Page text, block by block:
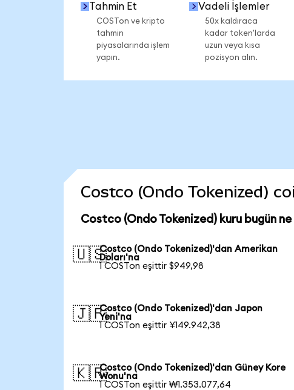
Tahmin Et
COSTon ve kripto
tahmin
piyasalarında işlem
yapın.
Vadeli İşlemler
50x kaldıraca
kadar token'larda
uzun veya kısa
pozisyon alın.
Costco (Ondo Tokenized)
Costco (Ondo Tokenized) kuru bugün
🇺🇸Costco (Ondo Tokenized)'dan Amerikan
Doları'na
1 COSTon eşittir $949,98
🇯🇵Costco (Ondo Tokenized)'dan Japon
Yeni'na
1 COSTon eşittir ¥149.942,38
🇰🇷Costco (Ondo Tokenized)'dan Güney Kore
Wonu'na
1 COSTon eşittir ₩1.353.077,64